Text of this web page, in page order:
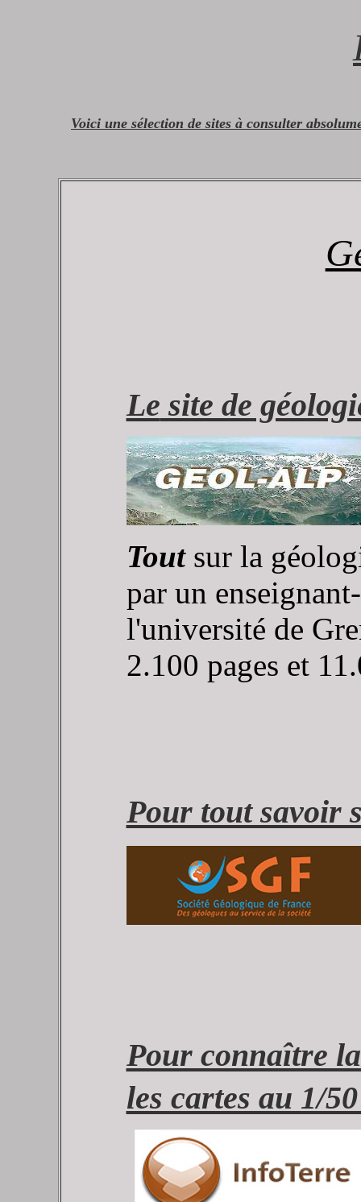
Voici une sélection de sites à consulter
Le site de
Toutsur la
par un
l'université de
2.100 pages et
Pour tout savoir
Pour connaître
les cartes au 1/